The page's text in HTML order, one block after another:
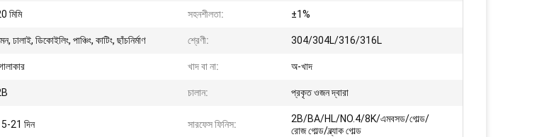
মিমি সহনশীলতা: ±1%
ঢালাই, ডিকোইলিং, পাঞ্চিং, কাটিং, ছাঁচনির্মাণ শ্রেণী: 304/304L/316/316L
খাদ বা না: অ-খাদ
চালান: প্রকৃত ওজন দ্বারা
21 দিন সারফেস ফিনিস:
2B/BA/HL/NO.4/8K/এমবসড/গোল্ড/
রোজ গোল্ড/ব্ল্যাক গোল্ড